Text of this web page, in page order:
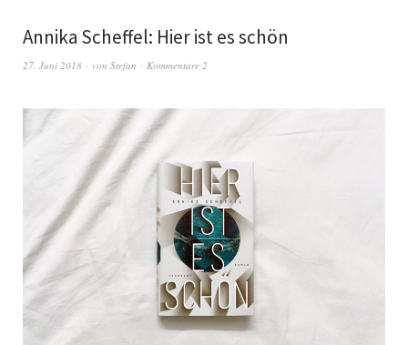
Annika Scheffel: Hier ist es schön
27. Juni 2018 von Stefan Kommentare 2